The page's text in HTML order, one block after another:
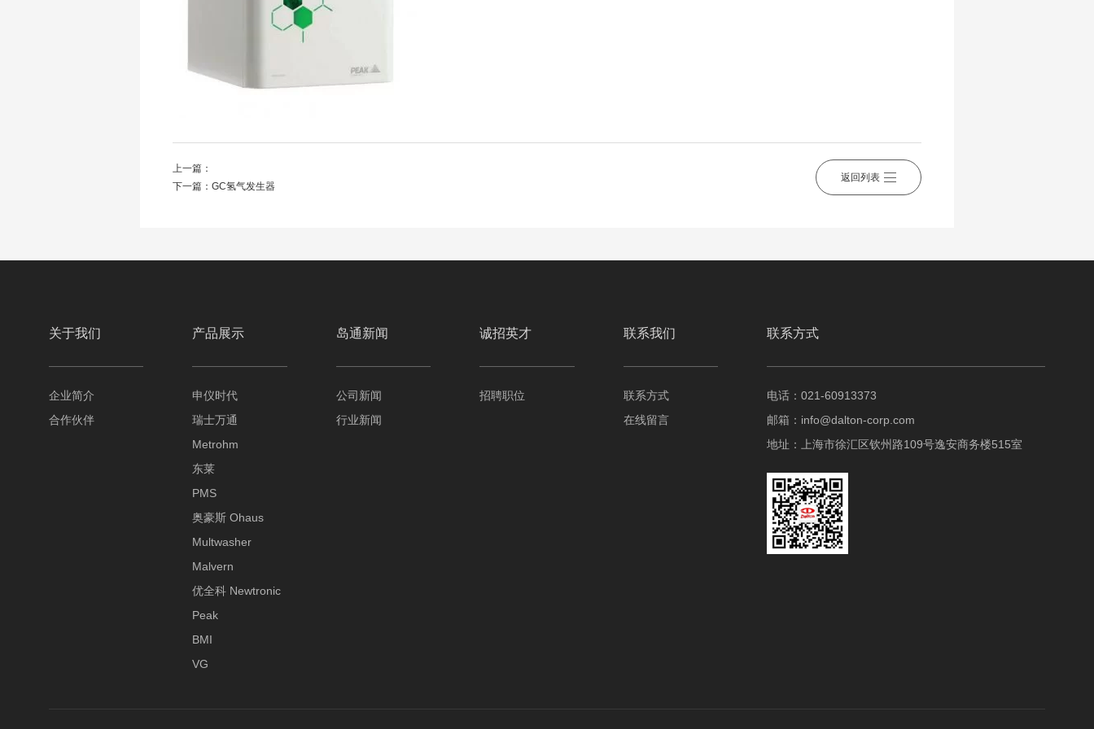
上一篇：
下一篇： GC氢气发生器
返回列表
关于我们
企业简介
合作伙伴
产品展示
申仪时代
瑞士万通
Metrohm
东莱
PMS
奥豪斯 Ohaus
Multwasher
Malvern
优全科 Newtronic
Peak
BMI
VG
岛通新闻
公司新闻
行业新闻
诚招英才
招聘职位
联系我们
联系方式
在线留言
联系方式
电话：021-60913373
邮箱： info@dalton-corp.com
地址：上海市徐汇区钦州路109号逸安商务楼515室